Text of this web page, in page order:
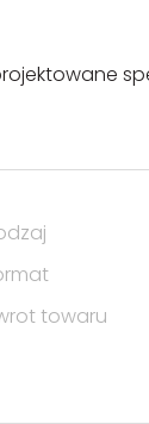
towaru